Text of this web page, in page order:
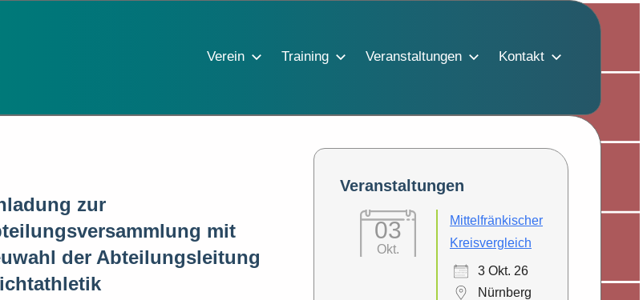
Verein Training Veranstaltungen Kontakt
zur
mit
der Abteilungsleitung
Veranstaltungen
03
Okt.
Mittelfränkischer
Kreisvergleich
3 Okt. 26
Nürnberg